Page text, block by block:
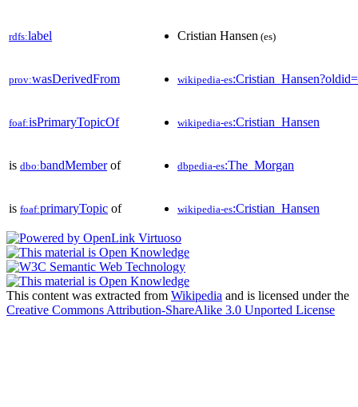
rdfs:label Cristian Hansen (es)
prov:wasDerivedFrom wikipedia-es
foaf:isPrimaryTopicOf wikipedia-es:Cristian_Hansen
is dbo:bandMemberof dbpedia-es:The_Morgan
is foaf:primaryTopic of wikipedia-es:Cristian_Hansen
This content was extracted from Wikipedia and is licensed under the
Creative Commons Attribution-ShareAlike 3.0 Unported License